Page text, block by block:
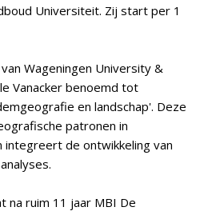
Universiteit. Zij start per 1
Wageningen University &
Vanacker benoemd tot
en landschap'. Deze
patronen in
integreert de ontwikkeling van
na ruim 11 jaar MBI De